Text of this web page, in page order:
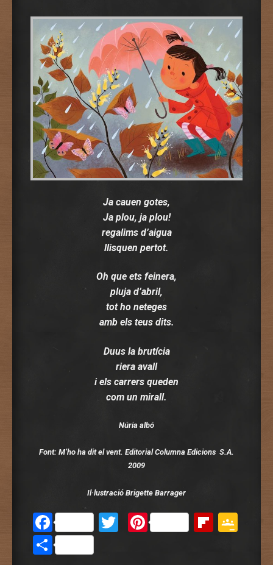
Ja cauen gotes,
Ja plou, ja plou!
regalims d’aigua
llisquen pertot.
Oh que ets feinera,
pluja d’abril,
tot ho neteges
amb els teus dits.
Duus la brutícia
riera avall
i els carrers queden
com un mirall.
Núria albó
Font: M’ho ha dit el vent. Editorial Columna Edicions S.A.
2009
Il·lustració Brigette Barrager
FacebookTwitterPinterest
Comparteix